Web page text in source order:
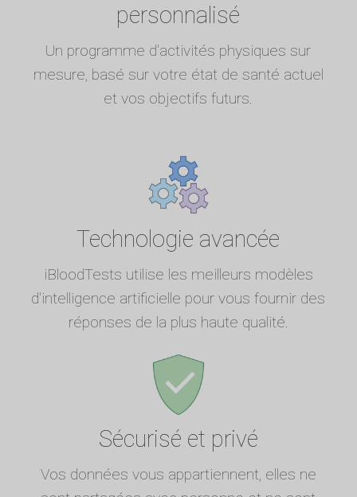
personnalisé
Un programme d'activités physiques sur
mesure, basé sur votre état de santé actuel
et vos objectifs futurs.
Technologie avancée
iBloodTests utilise les meilleurs modèles
d'intelligence artificielle pour vous fournir des
réponses de la plus haute qualité.
Sécurisé et privé
Vos données vous appartiennent, elles ne